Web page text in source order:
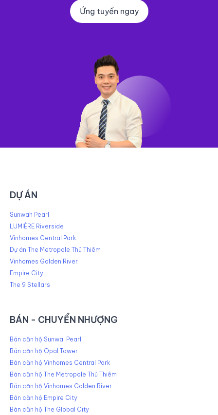
Ứng tuyển ngay
DỰ ÁN
Sunwah Pearl
LUMIÈRE Riverside
Vinhomes Central Park
Dự án The Metropole Thủ Thiêm
Vinhomes Golden River
Empire City
The 9 Stellars
BÁN - CHUYỂN NHƯỢNG
Bán căn hộ Sunwal Pearl
Bán căn hộ Opal Tower
Bán căn hộ Vinhomes Central Park
Bán căn hộ The Metropole Thủ Thiêm
Bán căn hộ Vinhomes Golden River
Bán căn hộ Empire City
Bán căn hộ The Global City